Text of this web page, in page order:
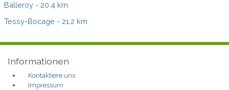
Balleroy - 20.4 km
Tessy-Bocage - 21.2 km
Informationen
Kontaktiere uns
Impressum